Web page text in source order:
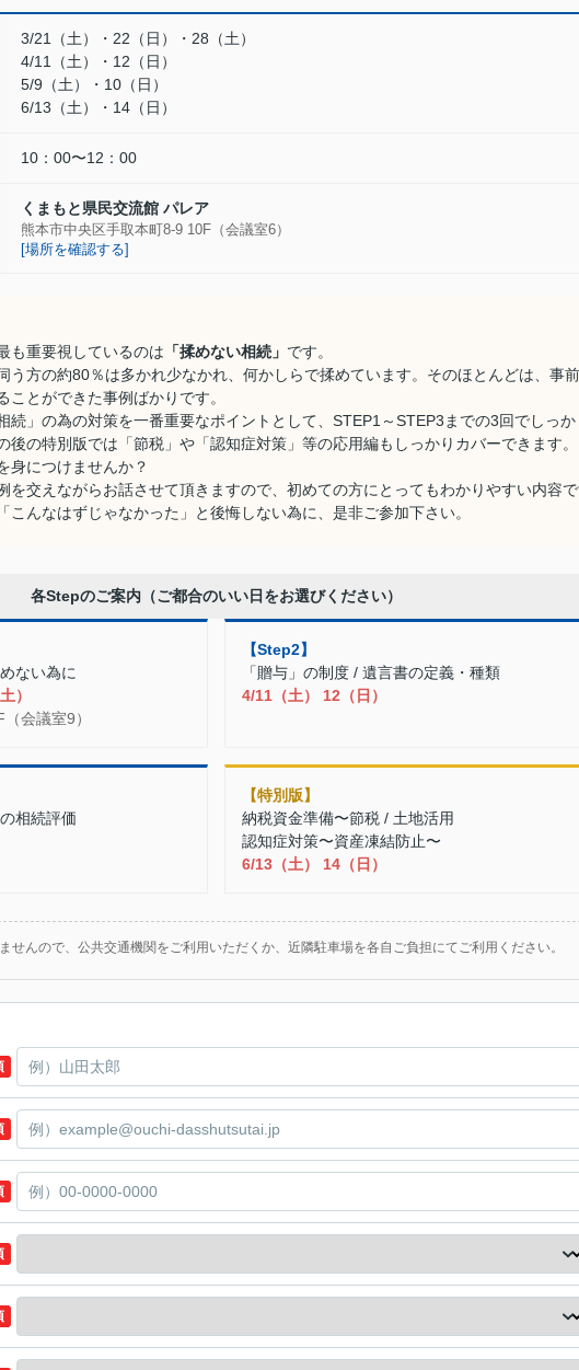
3/21（土）・22（日）・28（土）
4/11（土）・12（日）
5/9（土）・10（日）
6/13（土）・14（日）
10：00〜12：00
くまもと県民交流館 パレア
熊本市中央区手取本町8-9 10F（会議室6）
[場所を確認する]
も重要視しているのは 「揉めない相続」 です。
う方の約80％は多かれ少なかれ、何かしらで揉めています。そのほとんどは、事
ことができた事例ばかりです。
続」の為の対策を一番重要なポイントとして、STEP1～STEP3までの3回でしっか
後の特別版では「節税」や「認知症対策」等の応用編もしっかりカバーできます
身につけませんか？
を交えながらお話させて頂きますので、初めての方にとってもわかりやすい内容で
こんなはずじゃなかった」と後悔しない為に、是非ご参加下さい。
各Stepのご案内（ご都合のいい日をお選びください）
ない為に
）
会議室9）
【Step2】
「贈与」の制度 / 遺言書の定義・種類
4/11（土） 12（日）
相続評価
【特別版】
納税資金準備〜節税 / 土地活用
認知症対策〜資産凍結防止〜
6/13（土） 14（日）
せんので、公共交通機関をご利用いただくか、近隣駐車場を各自ご負担にてご利用ください。